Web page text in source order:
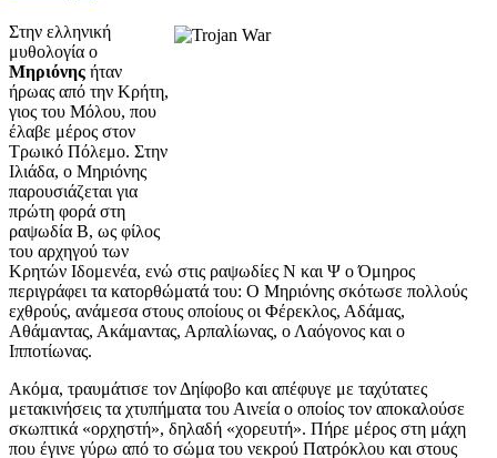
Στην ελληνική
μυθολογία ο
Μηριόνης ήταν
ήρωας από την Κρήτη,
γιος του Μόλου, που
έλαβε μέρος στον
Τρωικό Πόλεμο. Στην
Ιλιάδα, ο Μηριόνης
παρουσιάζεται για
πρώτη φορά στη
ραψωδία Β, ως φίλος
του αρχηγού των
Κρητών Ιδομενέα, ενώ στις ραψωδίες Ν και Ψ ο Όμηρος
περιγράφει τα κατορθώματά του: Ο Μηριόνης σκότωσε πολλούς
εχθρούς, ανάμεσα στους οποίους οι Φέρεκλος, Αδάμας,
Αθάμαντας, Ακάμαντας, Αρπαλίωνας, ο Λαόγονος και ο
Ιπποτίωνας.
Ακόμα, τραυμάτισε τον Δηίφοβο και απέφυγε με ταχύτατες
μετακινήσεις τα χτυπήματα του Αινεία ο οποίος τον αποκαλούσε
σκωπτικά «ορχηστή», δηλαδή «χορευτή». Πήρε μέρος στη μάχη
που έγινε γύρω από το σώμα του νεκρού Πατρόκλου και στους